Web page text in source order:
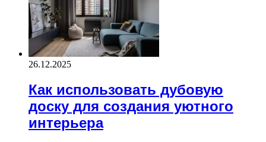
26.12.2025
Как использовать дубовую
доску для создания уютного
интерьера